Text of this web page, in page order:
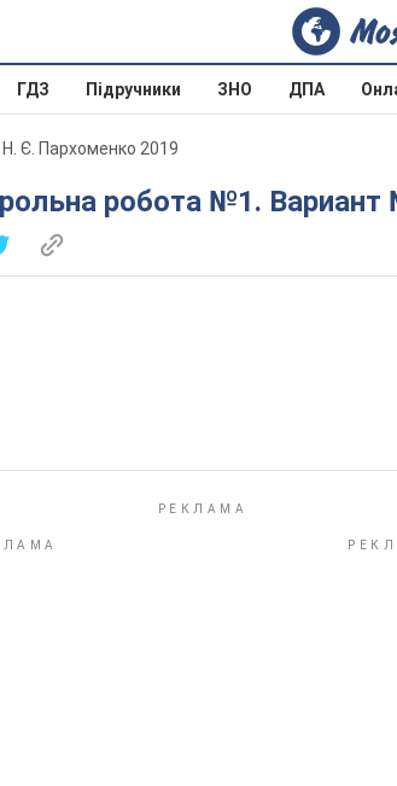
ГДЗ Підручники ЗНО ДПА
Є. Пархоменко 2019
робота №1.